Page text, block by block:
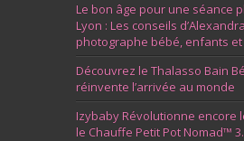
Le bon âge pour une séance
Lyon : Les conseils
photographe bébé, enfants et
Découvrez le Thalasso Bain
réinvente l’arrivée au monde
Izybaby Révolutionne encore
le Chauffe Petit Pot Nomad™